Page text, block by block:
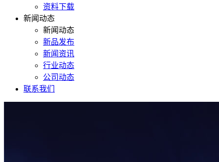
资料下载
新闻动态
新闻动态
新品发布
新闻资讯
行业动态
公司动态
联系我们